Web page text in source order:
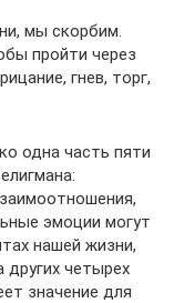
мы скорбим.
пройти через
гнев, торг,
одна часть пяти
эмоции могут
нашей жизни,
четырех
значение для